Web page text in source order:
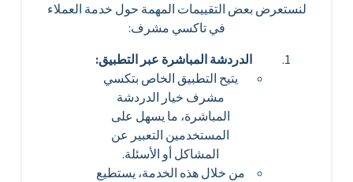
لنستعرض بعض التقييمات المهمة حول خدمة العملاء
في تاكسي مشرف:
الدردشة المباشرة عبر التطبيق:
يتيح التطبيق الخاص بتكسي
مشرف خيار الدردشة
المباشرة، ما يسهل على
المستخدمين التعبير عن
المشاكل أو الأسئلة.
من خلال هذه الخدمة، يستطيع